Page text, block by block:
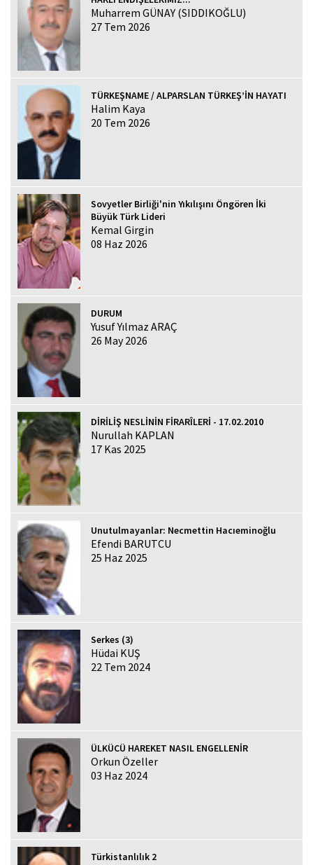
Muharrem GÜNAY (SIDDIKOĞLU)
27 Tem 2026
TÜRKEŞNAME / ALPARSLAN TÜRKEŞ’İN HAYATI
Halim Kaya
20 Tem 2026
Sovyetler Birliği'nin Yıkılışını Öngören İki
Büyük Türk Lideri
Kemal Girgin
08 Haz 2026
DURUM
Yusuf Yılmaz ARAÇ
26 May 2026
DİRİLİŞ NESLİNİN FİRARÎLERİ - 17.02.2010
Nurullah KAPLAN
17 Kas 2025
Unutulmayanlar: Necmettin Hacıeminoğlu
Efendi BARUTCU
25 Haz 2025
Serkes (3)
Hüdai KUŞ
22 Tem 2024
ÜLKÜCÜ HAREKET NASIL ENGELLENİR
Orkun Özeller
03 Haz 2024
Türkistanlılık 2